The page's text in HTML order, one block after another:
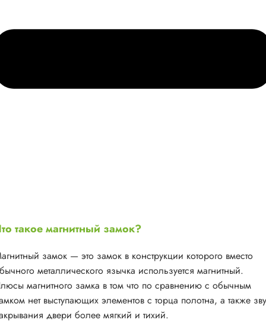
такое магнитный замок?
замок — это замок в конструкции которого вместо
металлического язычка используется магнитный.
магнитного замка в том что по сравнению с обычным
нет выступающих элементов с торца полотна, а также
двери более мягкий и тихий.